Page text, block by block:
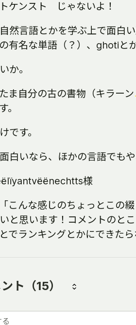
ケンスト じゃないよ！
然言語とかを学ぶ上で面白
有名な単語（？）、ghotiと
か。
ま自分の古の書物（キラー
。
です。
白いなら、ほかの言語でも
様
こんな感じのちょっとこの
と思います！コメントのと
でランキングとかにできたら
ト （15）